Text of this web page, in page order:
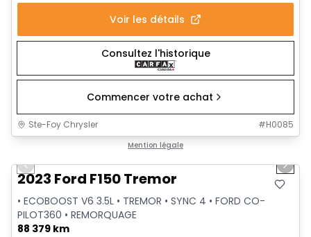
Voir les détails
Consultez l'historique
Commencer votre achat
Ste-Foy Chrysler #H0085
Mention légale
Previous slide Next
2023 Ford F150 Tremor
• ECOBOOST V6 3.5L • TREMOR • SYNC 4 • FORD CO-
PILOT360 • REMORQUAGE
88 379 km